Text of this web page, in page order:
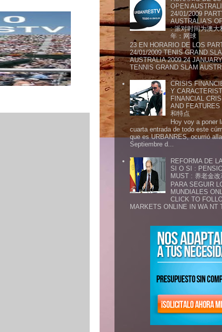
OPEN
24/01/2009
AUSTRALIA'S
: 派对时间为澳大
年：网球
23 EN HORARIO DE LOS
24/01/2009 TENIS GRAND
AUSTRALIA 2009 24
TENNIS GRAND SLAM
CRISIS
Y
FINANCIAL
AND
和特点
Hoy voy a poner
cuarta entrada de todo este
que es URBANRES, ocurrió
Septiembre d...
REFORMA DE
SI O SI :
MUST : 养老金
PARA SEGUIR
MUNDIALES
CLICK TO
MARKETS ONLINE IN WA NT